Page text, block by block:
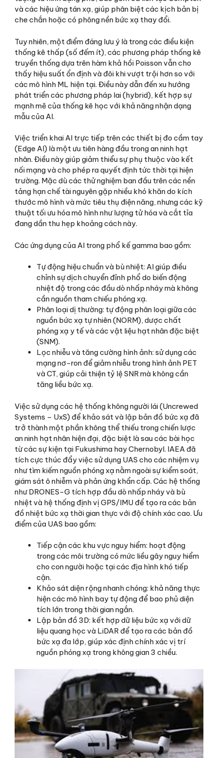
và các hiệu ứng tán xạ, giúp phân biệt các kịch bản bị
che chắn hoặc có phông nền bức xạ thay đổi.
Tuy nhiên, một điểm đáng lưu ý là trong các điều kiện
thống kê thấp (số đếm ít), các phương pháp thống kê
truyền thống dựa trên hàm khả hồi Poisson vẫn cho
thấy hiệu suất ổn định và đôi khi vượt trội hơn so với
các mô hình ML hiện tại. Điều này dẫn đến xu hướng
phát triển các phương pháp lai (hybrid), kết hợp sự
mạnh mẽ của thống kê học với khả năng nhận dạng
mẫu của AI.
Việc triển khai AI trực tiếp trên các thiết bị đo cầm tay
(Edge AI) là một ưu tiên hàng đầu trong an ninh hạt
nhân. Điều này giúp giảm thiểu sự phụ thuộc vào kết
nối mạng và cho phép ra quyết định tức thời tại hiện
trường. Mặc dù các thử nghiệm ban đầu trên các nền
tảng hạn chế tài nguyên gặp nhiều khó khăn do kích
thước mô hình và mức tiêu thụ điện năng, nhưng các kỹ
thuật tối ưu hóa mô hình như lượng tử hóa và cắt tỉa
đang dần thu hẹp khoảng cách này.
Các ứng dụng của AI trong phổ kế gamma bao gồm:
Tự động hiệu chuẩn và bù nhiệt: AI giúp điều
chỉnh sự dịch chuyển đỉnh phổ do biến động
nhiệt độ trong các đầu dò nhấp nháy mà không
cần nguồn tham chiếu phóng xạ.
Phân loại dị thường: tự động phân loại giữa các
nguồn bức xạ tự nhiên (NORM), dược chất
phóng xạ y tế và các vật liệu hạt nhân đặc biệt
(SNM).
Lọc nhiễu và tăng cường hình ảnh: sử dụng các
mạng nơ-ron để giảm nhiễu trong hình ảnh PET
và CT, giúp cải thiện tỷ lệ SNR mà không cần
tăng liều bức xạ.
Việc sử dụng các hệ thống không người lái (Uncrewed
Systems – UxS) để khảo sát và lập bản đồ bức xạ đã
trở thành một phần không thể thiếu trong chiến lược
an ninh hạt nhân hiện đại, đặc biệt là sau các bài học
từ các sự kiện tại Fukushima hay Chernobyl. IAEA đã
tích cực thúc đẩy việc sử dụng UAS cho các nhiệm vụ
như tìm kiếm nguồn phóng xạ nằm ngoài sự kiểm soát,
giám sát ô nhiễm và phản ứng khẩn cấp. Các hệ thống
như DRONES-G tích hợp đầu dò nhấp nháy và bù
nhiệt và hệ thống định vị GPS/IMU để tạo ra các bản
đồ nhiệt bức xạ thời gian thực với độ chính xác cao. Ưu
điểm của UAS bao gồm:
Tiếp cận các khu vực nguy hiểm: hoạt động
trong các môi trường có mức liều gây nguy hiểm
cho con người hoặc tại các địa hình khó tiếp
cận.
Khảo sát diện rộng nhanh chóng: khả năng thực
hiện các mô hình bay tự động để bao phủ diện
tích lớn trong thời gian ngắn.
Lập bản đồ 3D: kết hợp dữ liệu bức xạ với dữ
liệu quang học và LiDAR để tạo ra các bản đồ
bức xạ đa lớp, giúp xác định chính xác vị trí
nguồn phóng xạ trong không gian 3 chiều.